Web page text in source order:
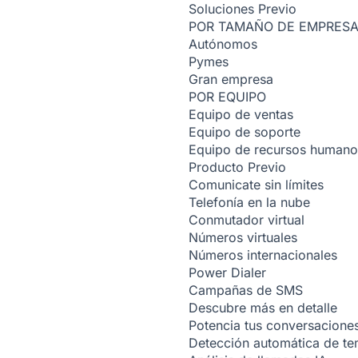
Soluciones Previo
POR TAMAÑO DE EMPRESA
Autónomos
Pymes
Gran empresa
POR EQUIPO
Equipo de ventas
Equipo de soporte
Equipo de recursos
Producto Previo
Comunicate sin límites
Telefonía en la nube
Conmutador virtual
Números virtuales
Números internacionales
Power Dialer
Campañas de SMS
Descubre más en detalle
Potencia tus
Detección automática de